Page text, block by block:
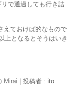
で通過しても行き詰
えておけば的なもので
上となるとそうはいき
Mirai
投稿者 : ito